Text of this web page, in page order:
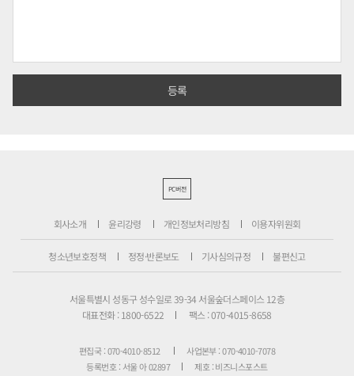
PC버전
회사소개 윤리강령 개인정보처리방침 이용자위원회
청소년보호정책 정정·반론보도 기사심의규정 불편신고
서울특별시 성동구 성수일로 39-34 서울숲더스페이스 12층
대표전화 : 1800-6522
팩스 : 070-4015-8658
편집국 : 070-4010-8512
사업본부 : 070-4010-7078
등록번호 : 서울 아 02897
제호 : 비즈니스포스트